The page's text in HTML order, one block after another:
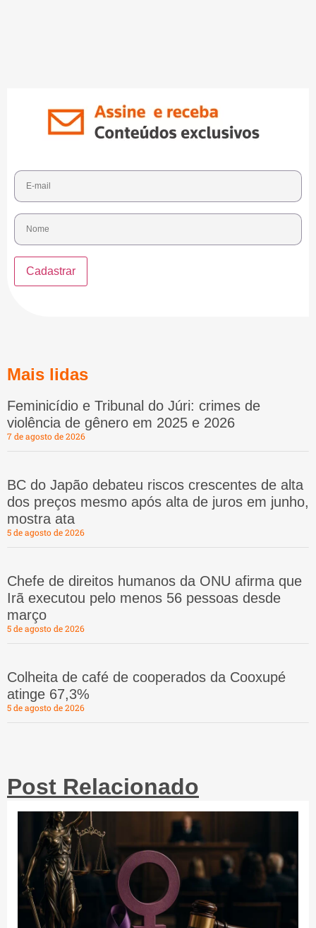
Mais lidas
Feminicídio e Tribunal do Júri: crimes de
violência de gênero em 2025 e 2026
7 de agosto de 2026
BC do Japão debateu riscos crescentes de alta
dos preços mesmo após alta de juros em junho,
mostra ata
5 de agosto de 2026
Chefe de direitos humanos da ONU afirma que
Irã executou pelo menos 56 pessoas desde
março
5 de agosto de 2026
Colheita de café de cooperados da Cooxupé
atinge 67,3%
5 de agosto de 2026
Post Relacionado